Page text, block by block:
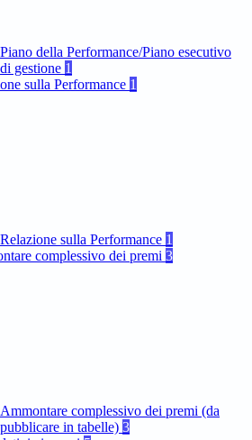
Piano della Performance/Piano esecutivo
di gestione 1
sulla Performance 1
Relazione sulla Performance 1
complessivo dei premi 3
Ammontare complessivo dei premi (da
pubblicare in tabelle) 3